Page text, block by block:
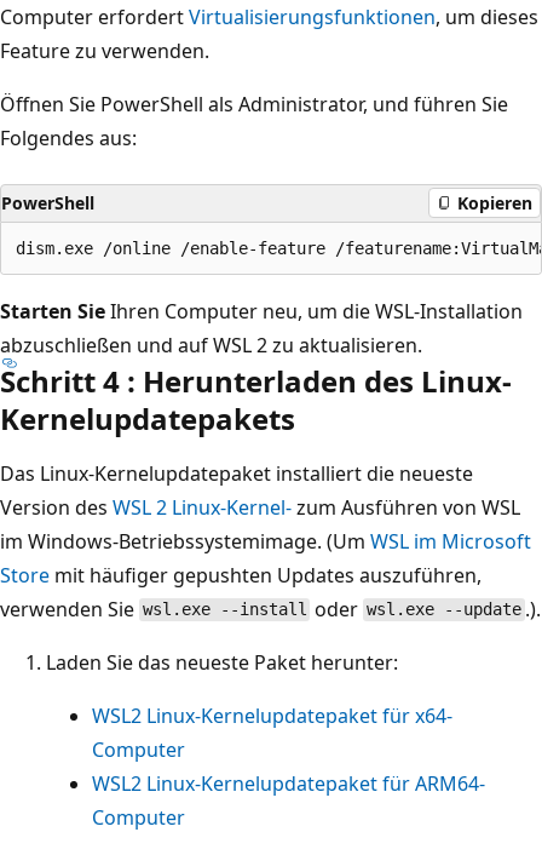
Computer erfordertVirtualisierungsfunktionen, um dieses
Feature zu verwenden.
Öffnen Sie PowerShell als Administrator, und führen Sie
Folgendes aus:
PowerShell Kopieren
Starten SieIhren Computer neu, um die WSL-Installation
abzuschließen und auf WSL 2 zu aktualisieren.
Schritt 4 : Herunterladen des Linux-
Kernelupdatepakets
Das Linux-Kernelupdatepaket installiert die neueste
Version des WSL 2 Linux-Kernel-zum Ausführen von WSL
im Windows-Betriebssystemimage. (Um WSL im Microsoft
Store mit häufiger gepushten Updates auszuführen,
verwenden Sie wsl.exe --install oder wsl.exe --update .).
Laden Sie das neueste Paket herunter:
WSL2 Linux-Kernelupdatepaket für x64-
Computer
WSL2 Linux-Kernelupdatepaket für ARM64-
Computer